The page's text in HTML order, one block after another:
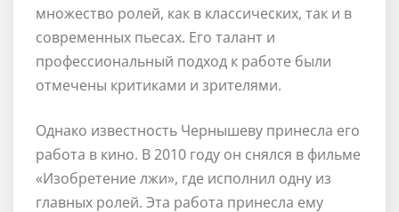
множество ролей, как в классических, так и в
современных пьесах. Его талант и
профессиональный подход к работе были
отмечены критиками и зрителями.
Однако известность Чернышеву принесла его
работа в кино. В 2010 году он снялся в фильме
«Изобретение лжи», где исполнил одну из
главных ролей. Эта работа принесла ему